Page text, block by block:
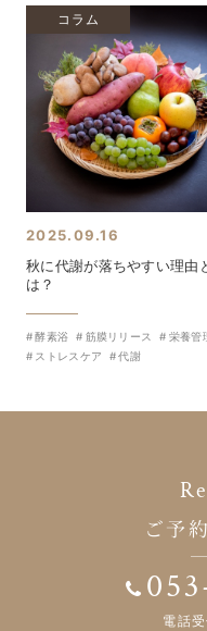
コラム
2025.09.16
秋に代謝が落ちやすい理由
は？
酵素浴 筋膜リリース
栄養管
ストレスケア
代謝
ご予
電話